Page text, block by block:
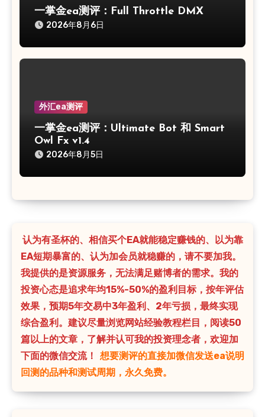
一掌金ea测评：Full Throttle DMX
2026年8月6日
外汇ea测评
一掌金ea测评：Ultimate Bot 和 Smart
Owl Fx v1.4
2026年8月5日
认为有圣杯的、相信买个EA就能稳定赚钱的、以为靠
EA短期暴富的、认为加会员就稳赚的，请不要加我。
我提供的是资源服务，无法满足赌博者的需求。我的
投资心态是追求年均15%-50%的盈利目标，按年评估
效果，预期5年交易中3年盈利、2年亏损，最终实现
综合盈利。建议尽量浏览网站经验教程栏目，阅读50
篇以上的文章，了解并认可我的投资理念者，欢迎加
下面的微信交流！
想要测评的直接加微信发送ea说明
回测的品种和测试周期，永久免费。